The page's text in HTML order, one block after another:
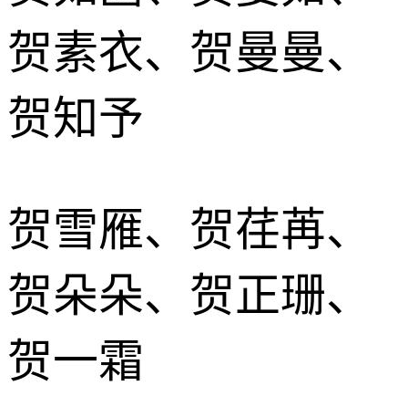
贺素衣、贺曼曼、
贺知予
贺雪雁、贺荏苒、
贺朵朵、贺正珊、
贺一霜